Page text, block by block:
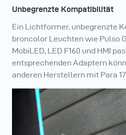
Unbegrenzte Kompatibilität
Ein Lichtformer, unbegrenzte
broncolor Leuchten wie Pulso
MobiLED, LED F160 und HMI
entsprechenden Adaptern
anderen Herstellern mit Para